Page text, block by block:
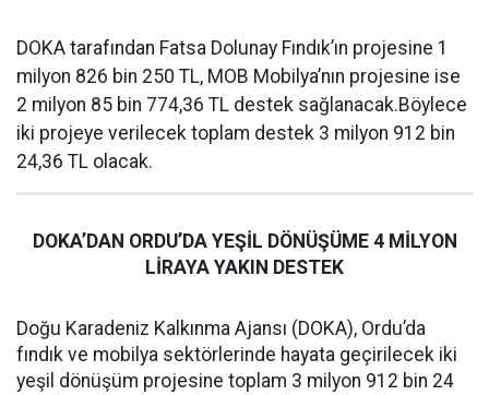
DOKA tarafından Fatsa Dolunay Fındık’ın projesine 1
milyon 826 bin 250 TL, MOB Mobilya’nın projesine ise
2 milyon 85 bin 774,36 TL destek sağlanacak.Böylece
iki projeye verilecek toplam destek 3 milyon 912 bin
24,36 TL olacak.
DOKA’DAN ORDU’DA YEŞİL DÖNÜŞÜME 4 MİLYON
LİRAYA YAKIN DESTEK
Doğu Karadeniz Kalkınma Ajansı (DOKA), Ordu’da
fındık ve mobilya sektörlerinde hayata geçirilecek iki
yeşil dönüşüm projesine toplam 3 milyon 912 bin 24